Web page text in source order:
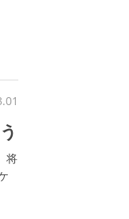
将